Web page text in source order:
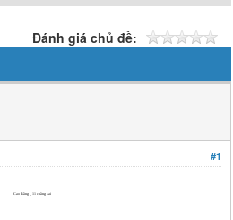
Đánh giá chủ đề:
#1
Cao Bằng _ 11 chẳng sai